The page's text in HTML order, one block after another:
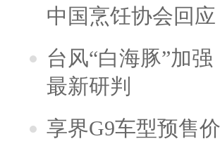
中国烹饪协会回应
台风“白海豚”加
最新研判
享界G9车型预售